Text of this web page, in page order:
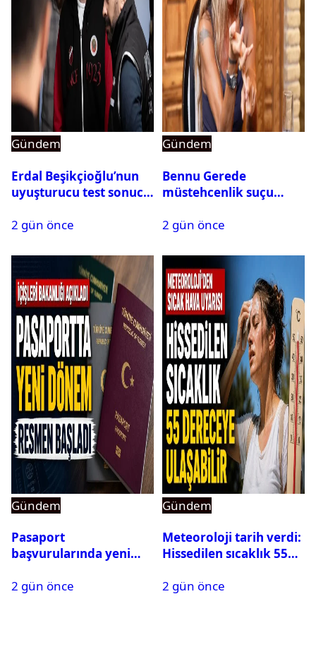
Gündem
Erdal Beşikçioğlu’nun
uyuşturucu test sonucu
2 gün önce
Gündem
Bennu Gerede
müstehcenlik suçu
alındı
2 gün önce
Gündem
Pasaport
başvurularında yeni
2 gün önce
Gündem
Meteoroloji tarih verdi:
Hissedilen sıcaklık 55
2 gün önce